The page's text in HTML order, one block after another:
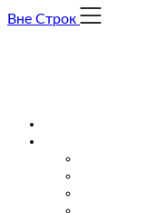
Skip
Вне Строк